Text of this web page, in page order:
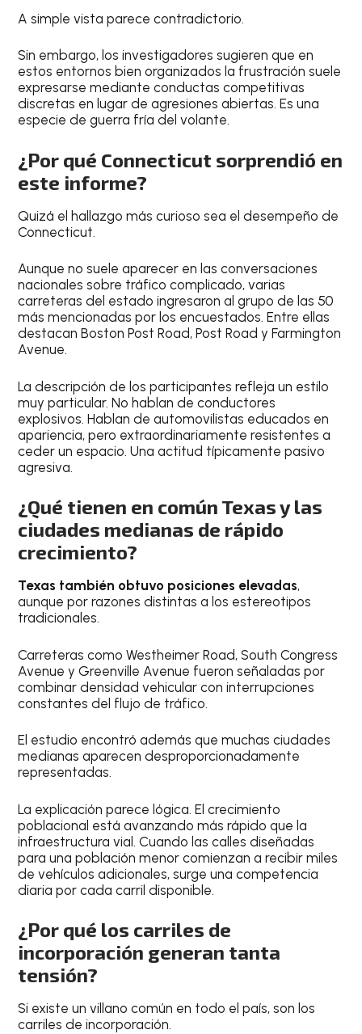
A simple vista parece contradictorio.
Sin embargo, los investigadores sugieren que en
estos entornos bien organizados la frustración suele
expresarse mediante conductas competitivas
discretas en lugar de agresiones abiertas. Es una
especie de guerra fría del volante.
¿Por qué Connecticut sorprendió en
este informe?
Quizá el hallazgo más curioso sea el desempeño de
Connecticut.
Aunque no suele aparecer en las conversaciones
nacionales sobre tráfico complicado, varias
carreteras del estado ingresaron al grupo de las 50
más mencionadas por los encuestados. Entre ellas
destacan Boston Post Road, Post Road y Farmington
Avenue.
La descripción de los participantes refleja un estilo
muy particular. No hablan de conductores
explosivos. Hablan de automovilistas educados en
apariencia, pero extraordinariamente resistentes a
ceder un espacio. Una actitud típicamente pasivo
agresiva.
¿Qué tienen en común Texas y las
ciudades medianas de rápido
crecimiento?
Texas también obtuvo posiciones elevadas,
aunque por razones distintas a los estereotipos
tradicionales.
Carreteras como Westheimer Road, South Congress
Avenue y Greenville Avenue fueron señaladas por
combinar densidad vehicular con interrupciones
constantes del flujo de tráfico.
El estudio encontró además que muchas ciudades
medianas aparecen desproporcionadamente
representadas.
La explicación parece lógica. El crecimiento
poblacional está avanzando más rápido que la
infraestructura vial. Cuando las calles diseñadas
para una población menor comienzan a recibir miles
de vehículos adicionales, surge una competencia
diaria por cada carril disponible.
¿Por qué los carriles de
incorporación generan tanta
tensión?
Si existe un villano común en todo el país, son los
carriles de incorporación.